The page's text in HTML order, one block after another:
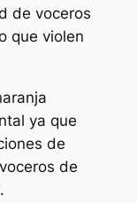
de voceros
que violen
ya que
de
de